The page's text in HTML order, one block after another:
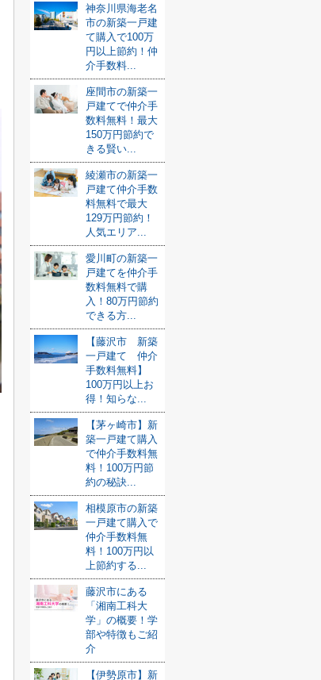
神奈川県海老名
市の新築一戸建
て購入で100万
円以上節約！仲
介手数料...
座間市の新築一
戸建てで仲介手
数料無料！最大
150万円節約で
きる賢い...
綾瀬市の新築一
戸建て仲介手数
料無料で最大
129万円節約！
人気エリア...
愛川町の新築一
戸建てを仲介手
数料無料で購
入！80万円節約
できる方...
【藤沢市 新築
一戸建て 仲介
手数料無料】
100万円以上お
得！知らな...
【茅ヶ崎市】新
築一戸建て購入
で仲介手数料無
料！100万円節
約の秘訣...
相模原市の新築
一戸建て購入で
仲介手数料無
料！100万円以
上節約する...
藤沢市にある
「湘南工科大
学」の概要！学
部や特徴もご紹
介
【伊勢原市】新